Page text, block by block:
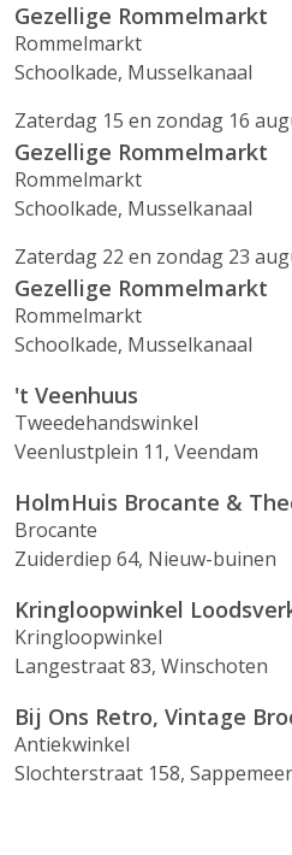
Gezellige Rommelmarkt
Rommelmarkt
Schoolkade, Musselkanaal
Zaterdag 15 en zondag 16
Gezellige Rommelmarkt
Rommelmarkt
Schoolkade, Musselkanaal
Zaterdag 22 en zondag 23
Gezellige Rommelmarkt
Rommelmarkt
Schoolkade, Musselkanaal
't Veenhuus
Tweedehandswinkel
Veenlustplein 11, Veendam
HolmHuis Brocante &
Brocante
Zuiderdiep 64, Nieuw-buinen
Kringloopwinkel
Kringloopwinkel
Langestraat 83, Winschoten
Bij Ons Retro, Vintage
Antiekwinkel
Slochterstraat 158, Sappemeer